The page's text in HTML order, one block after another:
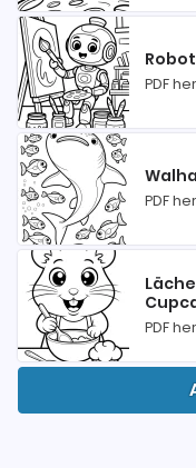
PDF
PDF
PDF